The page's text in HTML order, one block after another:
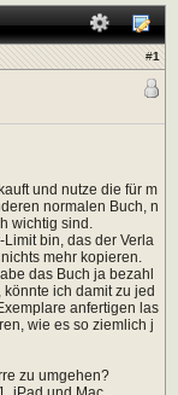
#1
und nutze die für m
normalen Buch, n
wichtig sind.
bin, das der Verla
mehr kopieren.
das Buch ja bezahl
ich damit zu jed
anfertigen las
wie es so ziemlich j
zu umgehen?